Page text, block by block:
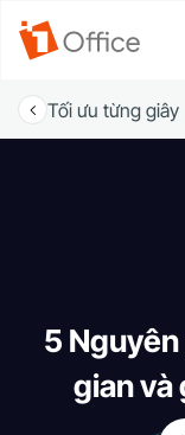
Tối ưu từng giây
5
gian và